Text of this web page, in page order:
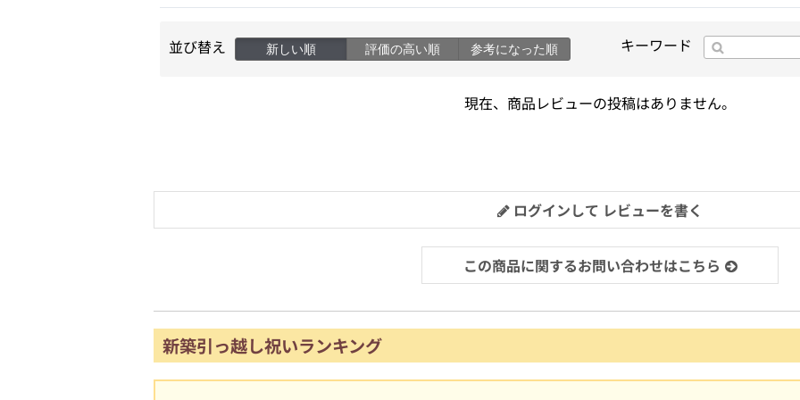
並び替え 新しい順 評価の高い順 参考になった順 キーワード
現在、商品レビューの投稿はありません。
ログインして レビューを書く
この商品に関するお問い合わせはこちら
新築引っ越し祝いランキング